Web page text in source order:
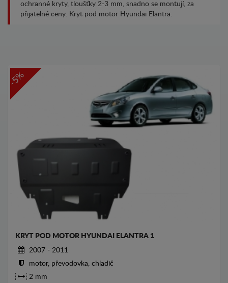
ochranné kryty, tloušťky 2-3 mm, snadno se montují, za
přijatelné ceny. Kryt pod motor Hyundai Elantra.
-5%
KRYT POD MOTOR HYUNDAI ELANTRA 1
2007 - 2011
motor, převodovka, chladič
2 mm